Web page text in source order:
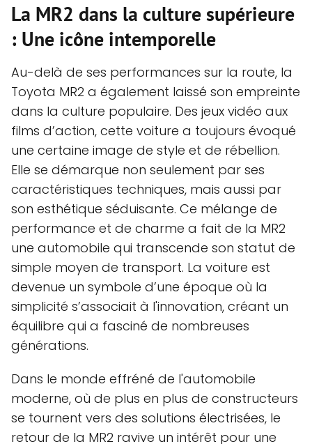
La MR2 dans la culture supérieure
: Une icône intemporelle
Au-delà de ses performances sur la route, la
Toyota MR2 a également laissé son empreinte
dans la culture populaire. Des jeux vidéo aux
films d’action, cette voiture a toujours évoqué
une certaine image de style et de rébellion.
Elle se démarque non seulement par ses
caractéristiques techniques, mais aussi par
son esthétique séduisante. Ce mélange de
performance et de charme a fait de la MR2
une automobile qui transcende son statut de
simple moyen de transport. La voiture est
devenue un symbole d’une époque où la
simplicité s’associait à l'innovation, créant un
équilibre qui a fasciné de nombreuses
générations.
Dans le monde effréné de l'automobile
moderne, où de plus en plus de constructeurs
se tournent vers des solutions électrisées, le
retour de la MR2 ravive un intérêt pour une